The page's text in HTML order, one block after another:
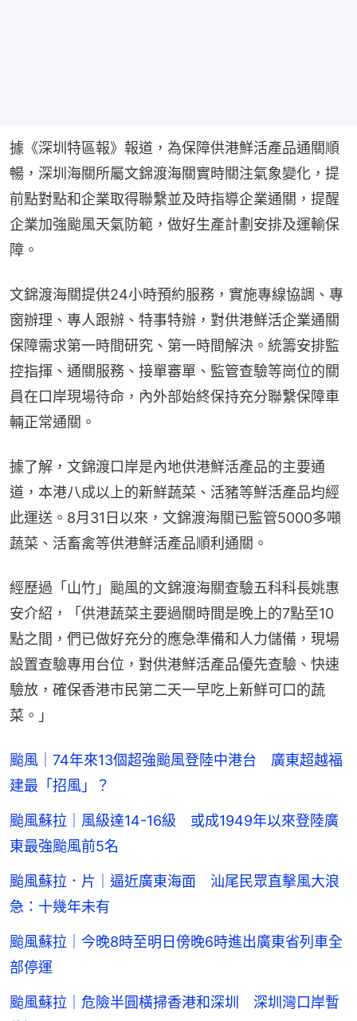
據《深圳特區報》報道，為保障供港鮮活產品通關順
暢，深圳海關所屬文錦渡海關實時關注氣象變化，提
前點對點和企業取得聯繫並及時指導企業通關，提醒
企業加強颱風天氣防範，做好生產計劃安排及運輸保
障。
文錦渡海關提供24小時預約服務，實施專線協調、專
窗辦理、專人跟辦、特事特辦，對供港鮮活企業通關
保障需求第一時間研究、第一時間解決。統籌安排監
控指揮、通關服務、接單審單、監管查驗等崗位的關
員在口岸現場待命，內外部始終保持充分聯繫保障車
輛正常通關。
據了解，文錦渡口岸是內地供港鮮活產品的主要通
道，本港八成以上的新鮮蔬菜、活豬等鮮活產品均經
此運送。8月31日以來，文錦渡海關已監管5000多噸
蔬菜、活畜禽等供港鮮活產品順利通關。
經歷過「山竹」颱風的文錦渡海關查驗五科科長姚惠
安介紹，「供港蔬菜主要過關時間是晚上的7點至10
點之間，們已做好充分的應急準備和人力儲備，現場
設置查驗專用台位，對供港鮮活產品優先查驗、快速
驗放，確保香港市民第二天一早吃上新鮮可口的蔬
菜。」
颱風｜74年來13個超強颱風登陸中港台 廣東超越福
建最「招風」？
颱風蘇拉｜風級達14-16級 或成1949年以來登陸廣
東最強颱風前5名
颱風蘇拉．片｜逼近廣東海面 汕尾民眾直擊風大浪
急：十幾年未有
颱風蘇拉｜今晚8時至明日傍晚6時進出廣東省列車全
部停運
颱風蘇拉｜危險半圓橫掃香港和深圳 深圳灣口岸暫